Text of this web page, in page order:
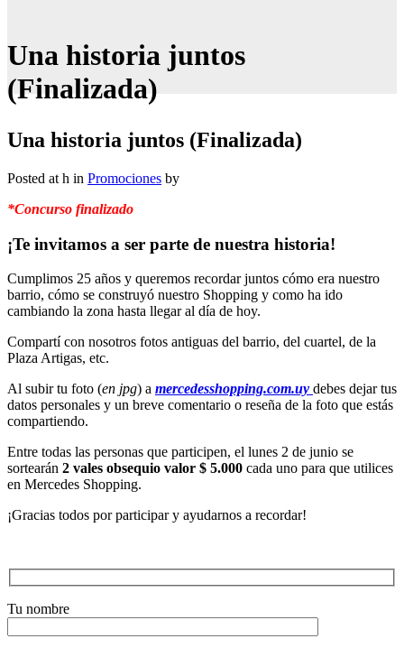
Una historia juntos
(Finalizada)
Una historia juntos (Finalizada)
Posted at h in Promociones by
*Concurso finalizado
¡Te invitamos a ser parte de nuestra historia!
Cumplimos 25 años y queremos recordar juntos cómo era nuestro
barrio, cómo se construyó nuestro Shopping y como ha ido
cambiando la zona hasta llegar al día de hoy.
Compartí con nosotros fotos antiguas del barrio, del cuartel, de la
Plaza Artigas, etc.
Al subir tu foto (en jpg) a mercedesshopping.com.uy debes dejar tus
datos personales y un breve comentario o reseña de la foto que estás
compartiendo.
Entre todas las personas que participen, el lunes 2 de junio se
sortearán 2 vales obsequio valor $ 5.000 cada uno para que utilices
en Mercedes Shopping.
¡Gracias todos por participar y ayudarnos a recordar!
Tu nombre